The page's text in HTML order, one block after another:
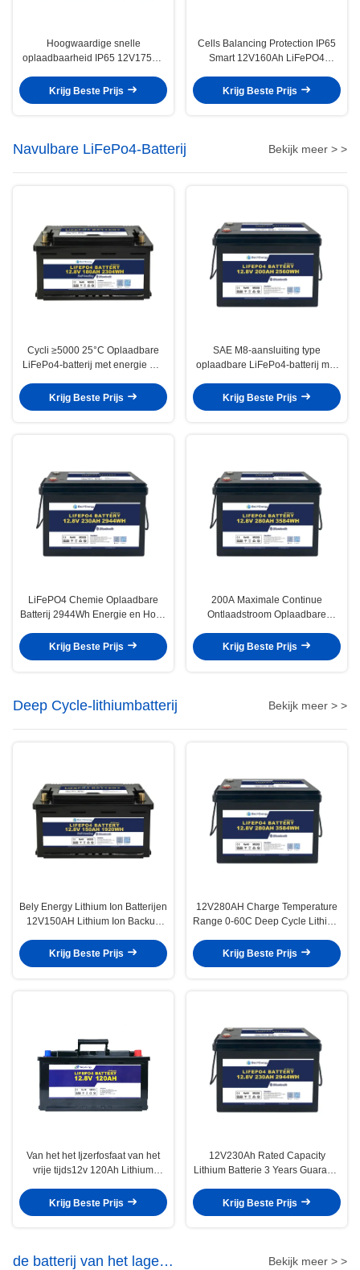
Hoogwaardige snelle
oplaadbaarheid IP65 12V175Ah
Batterijpakket
Krijg Beste Prijs
Cells Balancing Protection IP65
Smart 12V160Ah LiFePO4
Krijg Beste Prijs
Navulbare LiFePo4-Batterij Bekijk meer > >
Cycli ≥5000 25°C Oplaadbare
LiFePo4-batterij met energie Wh
laadstroom A 200
Krijg Beste Prijs
SAE M8-aansluiting type
oplaadbare LiFePo4-batterij met
zelfontlading
Krijg Beste Prijs
LiFePO4 Chemie Oplaadbare
Batterij 2944Wh Energie en Hoge
per Maand
Krijg Beste Prijs
200A Maximale Continue
Ontlaadstroom Oplaadbare
Ontlaadtemperatuur
Krijg Beste Prijs
Deep Cycle-lithiumbatterij Bekijk meer > >
Bely Energy Lithium Ion Batterijen
12V150AH Lithium Ion Backup
Krijg Beste Prijs
12V280AH Charge Temperature
Range 0-60C Deep Cycle Lithium
Recommend Charge Current
Krijg Beste Prijs
Van het het Ijzerfosfaat van het
vrije tijds12v 120Ah Lithium
Krijg Beste Prijs
12V230Ah Rated Capacity
Lithium Batterie 3 Years Guaranty
Camper
Krijg Beste Prijs
de batterij van het lage Bekijk meer > >